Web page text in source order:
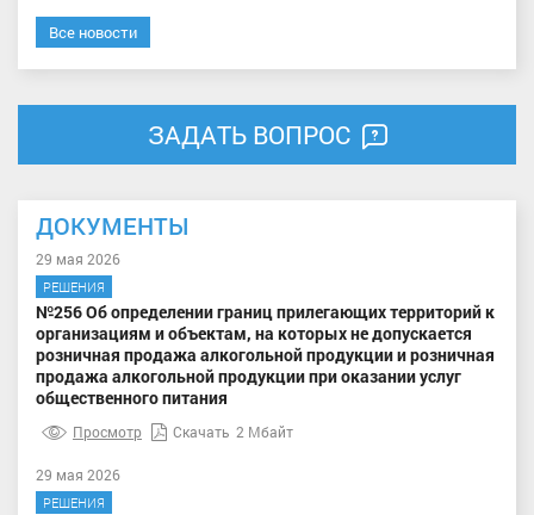
Все новости
ЗАДАТЬ ВОПРОС
ДОКУМЕНТЫ
29 мая 2026
РЕШЕНИЯ
№256 Об определении границ прилегающих территорий к
организациям и объектам, на которых не допускается
розничная продажа алкогольной продукции и розничная
продажа алкогольной продукции при оказании услуг
общественного питания
Просмотр Скачать 2 Мбайт
29 мая 2026
РЕШЕНИЯ